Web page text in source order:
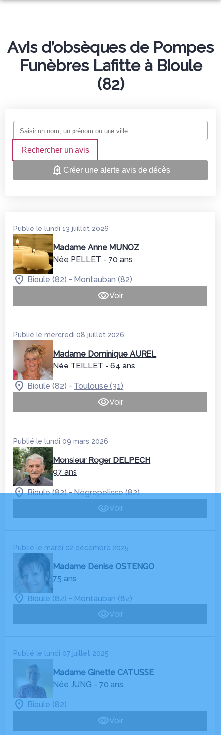
ARTICLES FUNÉRAIRES
NOS AGENCES
NOTRE CHAMBRE FUNERAIRE
ESPACES HOMMAGES
Avis d’obsèques de Pompes
Funèbres Lafitte à Bioule
(82)
Rechercher un avis
Créer une alerte avis de décès
Publié le lundi 13 juillet 2026
Madame Anne MUNOZ
Née PELLET - 70 ans
Bioule (82) - Montauban (82)
Voir
Publié le mercredi 08 juillet 2026
Madame Dominique AUREL
Née TEILLET - 64 ans
Bioule (82) - Toulouse (31)
Voir
Publié le lundi 09 mars 2026
Monsieur Roger DELPECH
97 ans
Bioule (82)-Nègrepelisse (82)
Voir
Publié le mardi 02 décembre 2025
Madame Denise OSTENGO
75 ans
Bioule (82) - Montauban (82)
Voir
Publié le lundi 07 juillet 2025
Madame Ginette CATUSSE
Née JUNG - 70 ans
Bioule (82)
Voir